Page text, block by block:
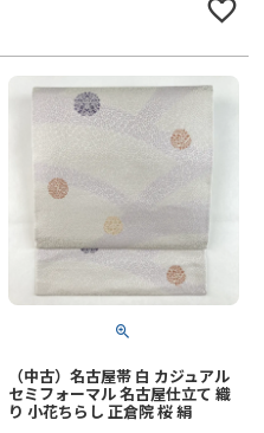
（中古）名古屋帯 白 カジュアル
セミフォーマル 名古屋仕立て 織
り 小花ちらし 正倉院 桜 絹